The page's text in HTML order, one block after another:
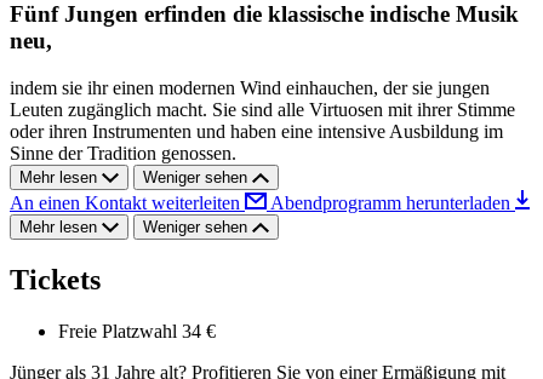
Fünf Jungen erfinden die klassische indische Musik
neu,
indem sie ihr einen modernen Wind einhauchen, der sie jungen
Leuten zugänglich macht. Sie sind alle Virtuosen mit ihrer Stimme
oder ihren Instrumenten und haben eine intensive Ausbildung im
Sinne der Tradition genossen.
Mehr lesen Weniger sehen
An einen Kontakt weiterleiten Abendprogramm herunterladen
Mehr lesen Weniger sehen
Tickets
Freie Platzwahl 34 €
Jünger als 31 Jahre alt? Profitieren Sie von einer Ermäßigung mit